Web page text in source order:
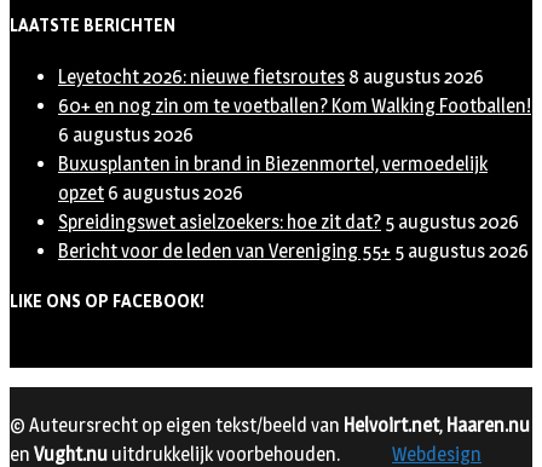
LAATSTE BERICHTEN
Leyetocht 2026: nieuwe fietsroutes 8 augustus 2026
60+ en nog zin om te voetballen? Kom Walking Footballen!
6 augustus 2026
Buxusplanten in brand in Biezenmortel, vermoedelijk
opzet 6 augustus 2026
Spreidingswet asielzoekers: hoe zit dat? 5 augustus 2026
Bericht voor de leden van Vereniging 55+ 5 augustus 2026
LIKE ONS OP FACEBOOK!
© Auteursrecht op eigen tekst/beeld van Helvoirt.net, Haaren.nu
en Vught.nu uitdrukkelijk voorbehouden. Webdesign